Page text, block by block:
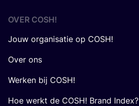
OVER COSH!
Jouw organisatie op COSH!
Over ons
Werken bij COSH!
Hoe werkt de COSH! Brand Index?